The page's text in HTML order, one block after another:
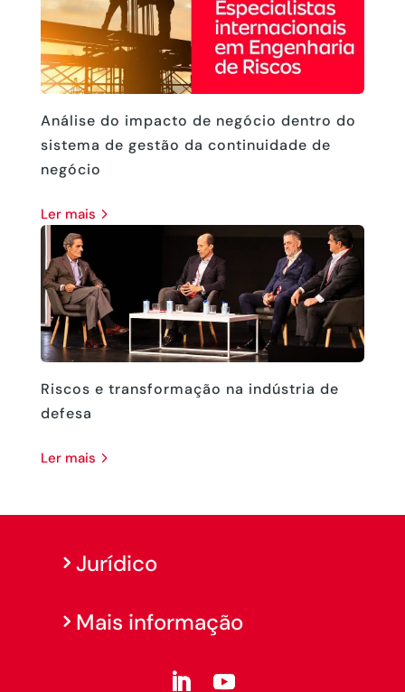
Análise do impacto de negócio dentro do
sistema de gestão da continuidade de
negócio
ler mais
Riscos e transformação na indústria de
defesa
ler mais
Jurídico
Mais informação